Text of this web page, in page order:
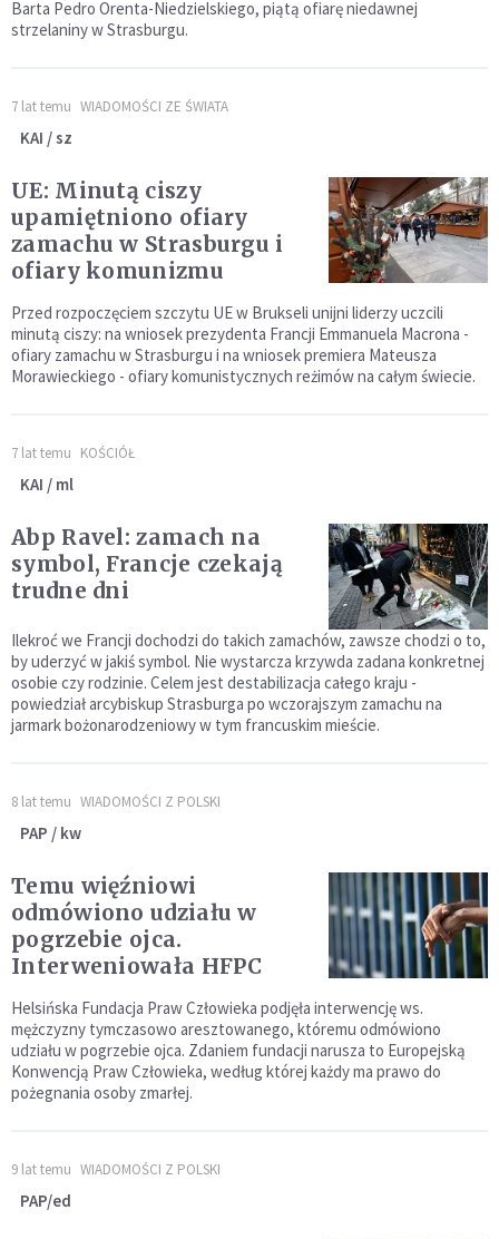
Barta Pedro Orenta-Niedzielskiego, piątą ofiarę niedawnej
strzelaniny w Strasburgu.
7 lat temu WIADOMOŚCI ZE ŚWIATA
KAI / sz
UE: Minutą ciszy
upamiętniono ofiary
zamachu w Strasburgu i
ofiary komunizmu
Przed rozpoczęciem szczytu UE w Brukseli unijni liderzy uczcili
minutą ciszy: na wniosek prezydenta Francji Emmanuela Macrona -
ofiary zamachu w Strasburgu i na wniosek premiera Mateusza
Morawieckiego - ofiary komunistycznych reżimów na całym świecie.
7 lat temu KOŚCIÓŁ
KAI / ml
Abp Ravel: zamach na
symbol, Francje czekają
trudne dni
Ilekroć we Francji dochodzi do takich zamachów, zawsze chodzi o to,
by uderzyć w jakiś symbol. Nie wystarcza krzywda zadana konkretnej
osobie czy rodzinie. Celem jest destabilizacja całego kraju -
powiedział arcybiskup Strasburga po wczorajszym zamachu na
jarmark bożonarodzeniowy w tym francuskim mieście.
8 lat temu WIADOMOŚCI Z POLSKI
PAP / kw
Temu więźniowi
odmówiono udziału w
pogrzebie ojca.
Interweniowała HFPC
Helsińska Fundacja Praw Człowieka podjęła interwencję ws.
mężczyzny tymczasowo aresztowanego, któremu odmówiono
udziału w pogrzebie ojca. Zdaniem fundacji narusza to Europejską
Konwencją Praw Człowieka, według której każdy ma prawo do
pożegnania osoby zmarłej.
9 lat temu WIADOMOŚCI Z POLSKI
PAP/ed